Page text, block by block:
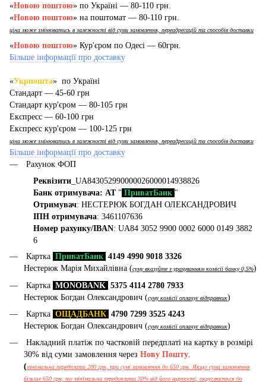
«Новою поштою» по Україні — 80-110 грн.
«Новою поштою» на поштомат — 80-110 грн.
ціна може змінюватись в залежності від суми замовлення, переадресацій та способів доставки
«Новою поштою» Кур'єром по Одесі — 60грн.
Більше інформації про доставку
«Укрпошта» по Україні
Стандарт — 45-60 грн
Стандарт кур'єром — 80-105 грн
Експресс — 60-100 грн
Експресс кур'єром — 100-125 грн
ціна може змінюватись в залежності від суми замовлення, переадресацій та способів доставки
Більше інформації про доставку
Рахунок ФОП
Реквізити _UA843052990000026000014938826
Банк отримувача: АТ" ПриватБанк "
Отримувач: НЕСТЕРЮК БОГДАН ОЛЕКСАНДРОВИЧ
ІПН отримувача: 3461107636
Номер рахунку/IBAN: UA84 3052 9900 0002 6000 0149 3882
6
Картка ПриватБанк 4149 4990 9018 3326
Нестерюк Марія Михайлівна (суму вказуйте з урахуванням комісії банку 0,5%)
Картка MONOBANK 5375 4114 2780 7933
Нестерюк Богдан Олександрович (суму комісії оплачує відправник)
Картка ОЩАДБАНК 4790 7299 3525 4243
Нестерюк Богдан Олександрович (суму комісії оплачує відправник)
Накладний платіж по частковій передплаті на картку в розмірі
30% від суми замовлення через Нову Пошту.
(мінімальна передплата 200 грн, при сумі замовлення до 650 грн. Якщо сума замовлення
більше 650 грн, то мінімальна передоплата 30% від його вартості, округлюється до